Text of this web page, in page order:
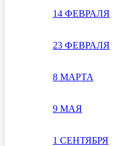
14 ФЕВРАЛЯ
23 ФЕВРАЛЯ
8 МАРТА
9 МАЯ
1 СЕНТЯБРЯ